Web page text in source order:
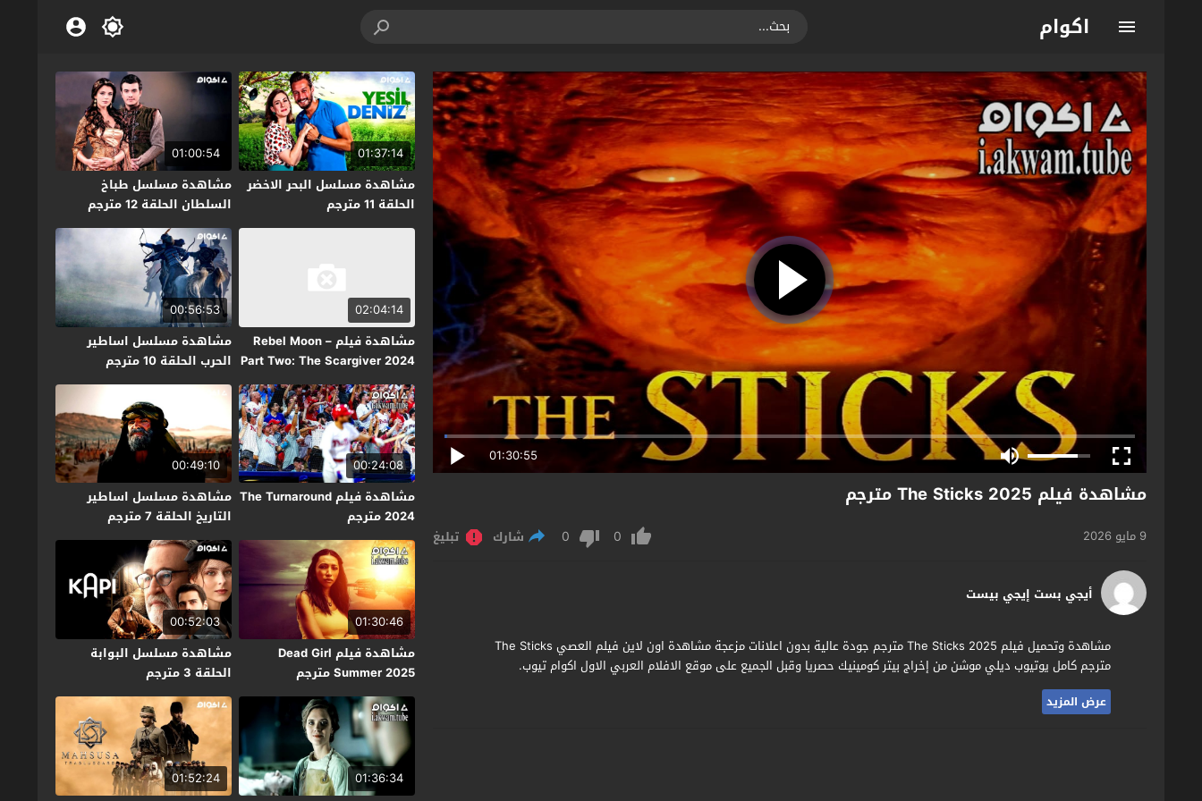
اكوام
01:30:55
مشاهدة فيلم The Sticks 2025 مترجم
9 مايو 2026 0
0 شارك تبليغ
أيجي بست إيجي بيست
مشاهدة وتحميل فيلم The Sticks 2025 مترجم جودة عالية بدون اعلانات مزعجة مشاهدة اون لاين فيلم العصي The Sticks
مترجم كامل يوتيوب ديلي موشن من إخراج بيتر كومينيك حصريا وقبل الجميع على موقع الافلام العربي الاول اكوام تيوب.
عرض المزيد
01:37:14
مشاهدة مسلسل البحر الاخضر
الحلقة 11 مترجم
01:00:54
مشاهدة مسلسل طباخ
السلطان الحلقة 12 مترجم
02:04:14
مشاهدة فيلم Rebel Moon –
Part Two: The Scargiver 2024
مترجم
00:56:53
مشاهدة مسلسل اساطير
الحرب الحلقة 10 مترجم
00:24:08
مشاهدة فيلم The Turnaround
2024 مترجم
00:49:10
مشاهدة مسلسل اساطير
التاريخ الحلقة 7 مترجم
01:30:46
مشاهدة فيلم Dead Girl
Summer 2025 مترجم
00:52:03
مشاهدة مسلسل البوابة
الحلقة 3 مترجم
01:36:34
01:52:24